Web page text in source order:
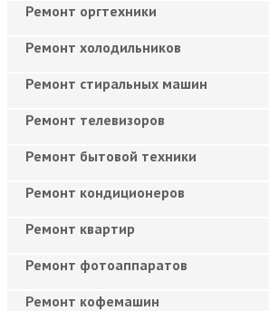
Ремонт оргтехники
Ремонт холодильников
Ремонт стиральных машин
Ремонт телевизоров
Ремонт бытовой техники
Ремонт кондиционеров
Ремонт квартир
Ремонт фотоаппаратов
Ремонт кофемашин